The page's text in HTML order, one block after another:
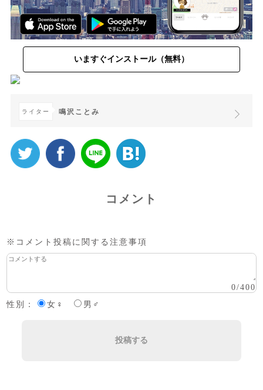
いますぐインストール（無料）
ライター 鳴沢ことみ
コメント
※コメント投稿に関する注意事項
0/400
性別：
女♀ 男♂
投稿する